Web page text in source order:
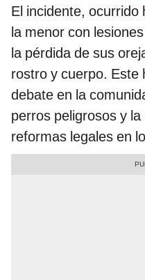
El incidente,
la menor con
la pérdida de sus
rostro y cuerpo. Este
debate en la
perros peligrosos y
reformas legales en